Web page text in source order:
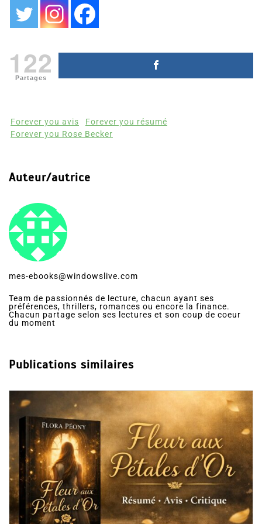
122
Partages
Forever you avis
Forever you résumé
Forever you Rose Becker
Auteur/autrice
mes-ebooks@windowslive.com
Team de passionnés de lecture, chacun ayant ses
préférences, thrillers, romances ou encore la finance.
Chacun partage selon ses lectures et son coup de coeur
du moment
Publications similaires
Dans Romance